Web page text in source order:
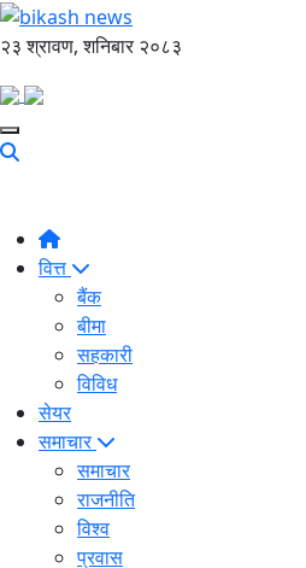
२३ श्रावण, शनिबार २०८३
वित्त
बैंक
बीमा
सहकारी
विविध
सेयर
समाचार
समाचार
राजनीति
विश्व
प्रवास